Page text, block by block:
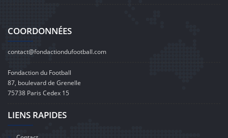
COORDONNÉES
contact@fondactiondufootball.com
Fondaction du Football
87, boulevard de Grenelle
75738 Paris Cedex 15
LIENS RAPIDES